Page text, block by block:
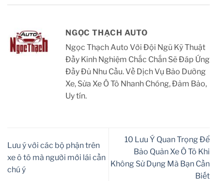
NGỌC THẠCH AUTO
Ngọc Thạch Auto Với Đội Ngũ Kỹ Thuật
Đầy Kinh Nghiệm Chắc Chắn Sẽ Đáp Ứng
Đầy Đủ Nhu Cầu. Về Dịch Vụ Bảo Dưỡng
Xe, Sửa Xe Ô Tô Nhanh Chóng, Đảm Bảo,
Uy tín.
Lưu ý với các bộ phận trên
xe ô tô mà người mới lái cần
chú ý
10 Lưu Ý Quan Trọng Để
Bảo Quản Xe Ô Tô Khi
Không Sử Dụng Mà Bạn Cần
Biết